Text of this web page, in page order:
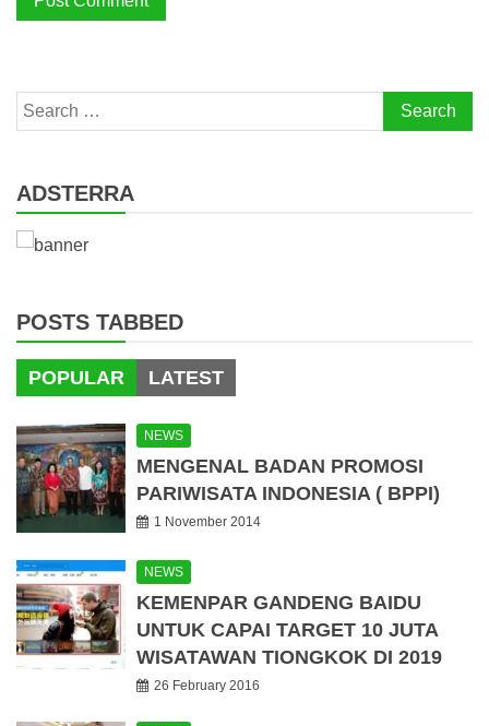
Search
for:
ADSTERRA
POSTS TABBED
POPULAR LATEST
NEWS
MENGENAL BADAN PROMOSI
PARIWISATA INDONESIA ( BPPI)
1 November 2014
NEWS
KEMENPAR GANDENG BAIDU
UNTUK CAPAI TARGET 10 JUTA
WISATAWAN TIONGKOK DI 2019
26 February 2016